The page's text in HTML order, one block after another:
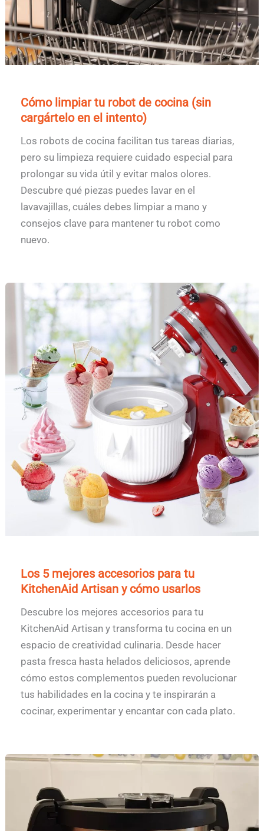
Cómo limpiar tu robot de cocina (sin
cargártelo en el intento)
Los robots de cocina facilitan tus tareas diarias,
pero su limpieza requiere cuidado especial para
prolongar su vida útil y evitar malos olores.
Descubre qué piezas puedes lavar en el
lavavajillas, cuáles debes limpiar a mano y
consejos clave para mantener tu robot como
nuevo.
Los 5 mejores accesorios para tu
KitchenAid Artisan y cómo usarlos
Descubre los mejores accesorios para tu
KitchenAid Artisan y transforma tu cocina en un
espacio de creatividad culinaria. Desde hacer
pasta fresca hasta helados deliciosos, aprende
cómo estos complementos pueden revolucionar
tus habilidades en la cocina y te inspirarán a
cocinar, experimentar y encantar con cada plato.